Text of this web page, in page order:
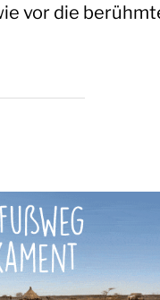
vor die